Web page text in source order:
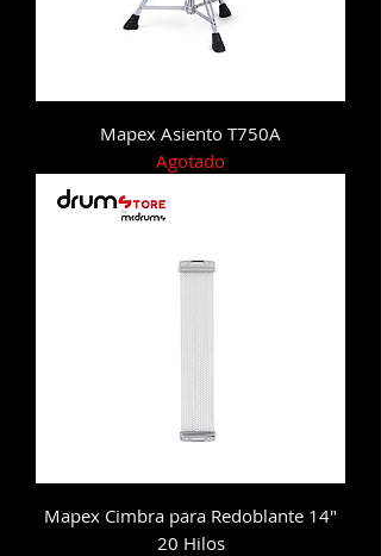
Mapex Asiento T750A
Agotado
Mapex Cimbra para Redoblante 14"
20 Hilos